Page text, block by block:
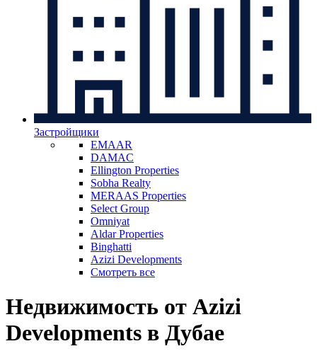
Застройщики
EMAAR
DAMAC
Ellington Properties
Sobha Realty
MERAAS Properties
Select Group
Omniyat
Aldar Properties
Binghatti
Azizi Developments
Смотреть все
Недвижимость от Azizi
Developments в Дубае